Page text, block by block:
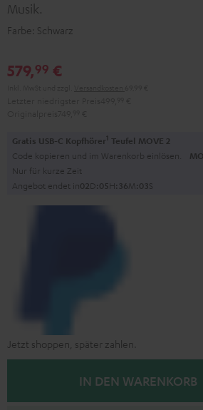
Musik.
Farbe: Schwarz
579,99 €
Gratis USB-C Kopfhörer1 Teufel MOVE 2
Code kopieren und im Warenkorb einlösen.
Nur für kurze Zeit
Angebot endet in02D:05H: 36M:02S
Jetzt shoppen, später zahlen.
IN DEN WARENKORB